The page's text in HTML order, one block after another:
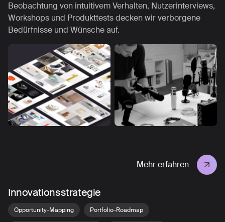
Beobachtung von intuitivem Verhalten, Nutzerinterviews,
Workshops und Produkttests decken wir verborgene
Bedürfnisse und Wünsche auf.
Mehr erfahren
Innovationsstrategie
Opportunity-Mapping Portfolio-Roadmap